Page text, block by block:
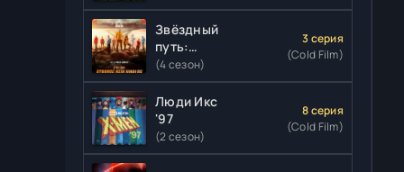
Звёздный
путь:
Странные
новые
миры
(4 сезон)
3 серия
(Cold Film)
Люди Икс
'97
(2 сезон)
8 серия
(Cold Film)